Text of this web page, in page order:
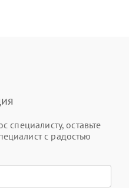
специалисту, оставьте
с радостью